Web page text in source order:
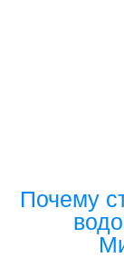
Почему